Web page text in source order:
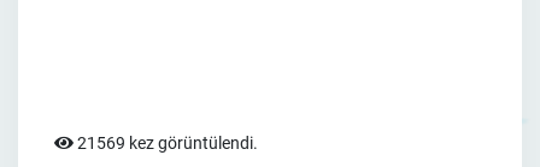
21569 kez görüntülendi.